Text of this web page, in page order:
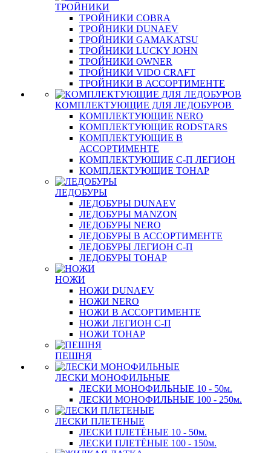
ТРОЙНИКИ
ТРОЙНИКИ COBRA
ТРОЙНИКИ DUNAEV
ТРОЙНИКИ GAMAKATSU
ТРОЙНИКИ LUCKY JOHN
ТРОЙНИКИ OWNER
ТРОЙНИКИ VIDO CRAFT
ТРОЙНИКИ В АССОРТИМЕНТЕ
КОМПЛЕКТУЮЩИЕ ДЛЯ ЛЕДОБУРОВ
КОМПЛЕКТУЮЩИЕ NERO
КОМПЛЕКТУЮЩИЕ RODSTARS
КОМПЛЕКТУЮЩИЕ В
АССОРТИМЕНТЕ
КОМПЛЕКТУЮЩИЕ С-П ЛЕГИОН
КОМПЛЕКТУЮЩИЕ ТОНАР
ЛЕДОБУРЫ
ЛЕДОБУРЫ DUNAEV
ЛЕДОБУРЫ MANZON
ЛЕДОБУРЫ NERO
ЛЕДОБУРЫ В АССОРТИМЕНТЕ
ЛЕДОБУРЫ ЛЕГИОН С-П
ЛЕДОБУРЫ ТОНАР
НОЖИ
НОЖИ DUNAEV
НОЖИ NERO
НОЖИ В АССОРТИМЕНТЕ
НОЖИ ЛЕГИОН С-П
НОЖИ ТОНАР
ПЕШНЯ
ЛЕСКИ МОНОФИЛЬНЫЕ
ЛЕСКИ МОНОФИЛЬНЫЕ 10 - 50м.
ЛЕСКИ МОНОФИЛЬНЫЕ 100 - 250м.
ЛЕСКИ ПЛЕТЕНЫЕ
ЛЕСКИ ПЛЕТЁНЫЕ 10 - 50м.
ЛЕСКИ ПЛЕТЁНЫЕ 100 - 150м.